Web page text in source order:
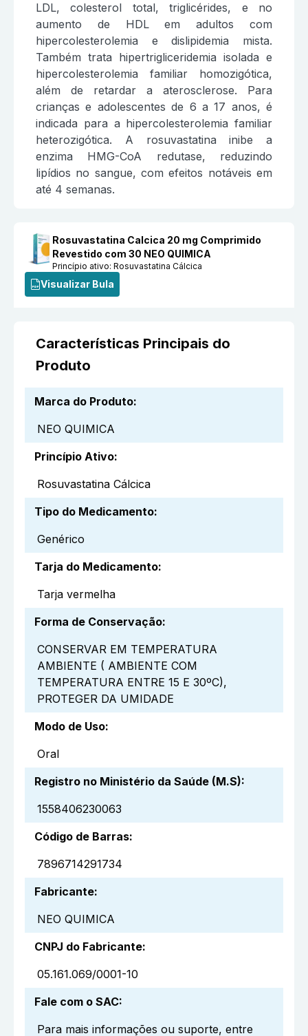
LDL, colesterol total, triglicérides, e no
aumento de HDL em adultos com
hipercolesterolemia e dislipidemia mista.
Também trata hipertrigliceridemia isolada e
hipercolesterolemia familiar homozigótica,
além de retardar a aterosclerose. Para
crianças e adolescentes de 6 a 17 anos, é
indicada para a hipercolesterolemia familiar
heterozigótica. A rosuvastatina inibe a
enzima HMG-CoA redutase, reduzindo
lipídios no sangue, com efeitos notáveis em
até 4 semanas.
Rosuvastatina Calcica 20 mg Comprimido
Revestido com 30 NEO QUIMICA
Princípio ativo:Rosuvastatina Cálcica
Visualizar Bula
Características Principais do
Produto
Marca do Produto:
NEO QUIMICA
Princípio Ativo:
Rosuvastatina Cálcica
Tipo do Medicamento:
Genérico
Tarja do Medicamento:
Tarja vermelha
Forma de Conservação:
CONSERVAR EM TEMPERATURA
AMBIENTE ( AMBIENTE COM
TEMPERATURA ENTRE 15 E 30ºC),
PROTEGER DA UMIDADE
Modo de Uso:
Oral
Registro no Ministério da Saúde (M.S):
1558406230063
Código de Barras:
7896714291734
Fabricante:
NEO QUIMICA
CNPJ do Fabricante:
05.161.069/0001-10
Fale com o SAC:
Para mais informações ou suporte, entre